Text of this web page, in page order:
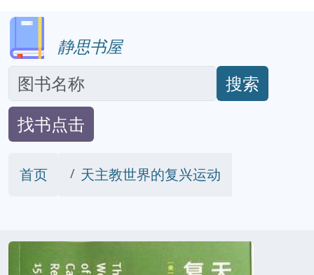
静思书屋
搜索
找书点击
首页 天主教世界的复兴运动